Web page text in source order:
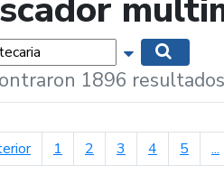
Mostrar
1896
página anterior
1 2 3 4 5 ...